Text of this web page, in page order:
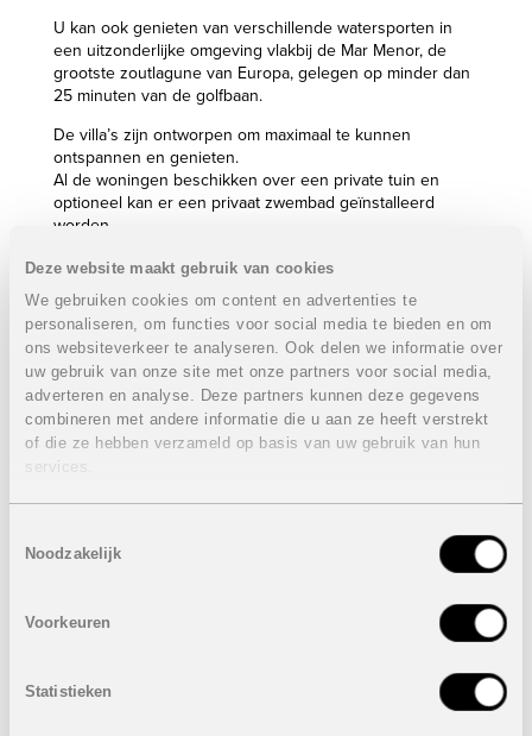
Deze website maakt gebruik van cookies
We gebruiken cookies om content en advertenties te
personaliseren, om functies voor social media te bieden en om
ons websiteverkeer te analyseren. Ook delen we informatie over
uw gebruik van onze site met onze partners voor social media,
adverteren en analyse. Deze partners kunnen deze gegevens
combineren met andere informatie die u aan ze heeft verstrekt
of die ze hebben verzameld op basis van uw gebruik van hun
services.
Noodzakelijk
Voorkeuren
Statistieken
U kan ook genieten van verschillende watersporten in
een uitzonderlijke omgeving vlakbij de Mar Menor, de
grootste zoutlagune van Europa, gelegen op minder dan
25 minuten van de golfbaan.
De villa’s zijn ontworpen om maximaal te kunnen
ontspannen en genieten.
Al de woningen beschikken over een private tuin en
optioneel kan er een privaat zwembad geïnstalleerd
worden.
Eigenschappen vrijstaande woning: VERKOCHT
3 Slaapkamers
2 Badkamers
Bebouwde oppervlakte: 108 m²
Perceel: 572 m²
Terras: 23 m²
Private tuin
Prijs:
VERKOCHT
3 Slaapkamers
Percelen: van 310 m² tot 542 m²
VERKOCHT